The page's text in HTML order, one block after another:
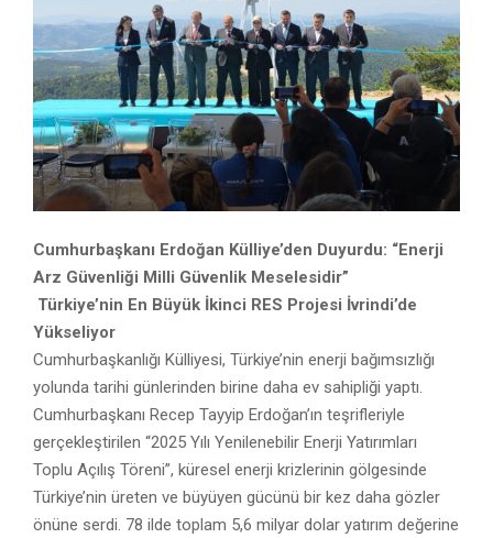
Cumhurbaşkanı Erdoğan Külliye’den Duyurdu: “Enerji
Arz Güvenliği Milli Güvenlik Meselesidir”
Türkiye’nin En Büyük İkinci RES Projesi İvrindi’de
Yükseliyor
Cumhurbaşkanlığı Külliyesi, Türkiye’nin enerji bağımsızlığı
yolunda tarihi günlerinden birine daha ev sahipliği yaptı.
Cumhurbaşkanı Recep Tayyip Erdoğan’ın teşrifleriyle
gerçekleştirilen “2025 Yılı Yenilenebilir Enerji Yatırımları
Toplu Açılış Töreni”, küresel enerji krizlerinin gölgesinde
Türkiye’nin üreten ve büyüyen gücünü bir kez daha gözler
önüne serdi. 78 ilde toplam 5,6 milyar dolar yatırım değerine